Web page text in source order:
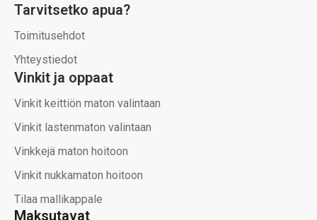
Maksutavat
Tarvitsetko apua?
Toimitusehdot
Yhteystiedot
Vinkit ja oppaat
Vinkit keittiön maton valintaan
Vinkit lastenmaton valintaan
Vinkkejä maton hoitoon
Vinkit nukkamaton hoitoon
Tilaa mallikappale